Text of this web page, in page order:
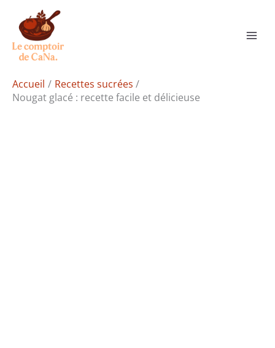
contenu
Accueil
Recettes sucrées
Nougat glacé : recette facile et délicieuse
Rechercher